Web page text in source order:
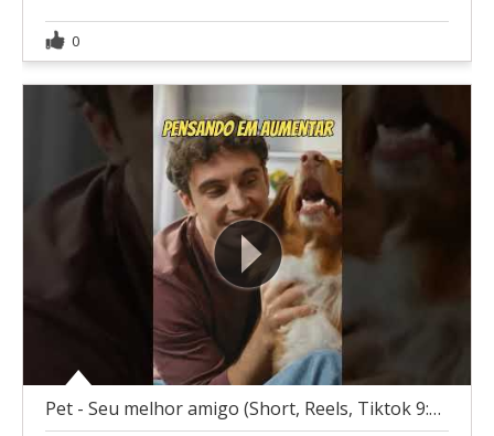
0
Pet - Seu melhor amigo (Short, Reels, Tiktok 9:16)